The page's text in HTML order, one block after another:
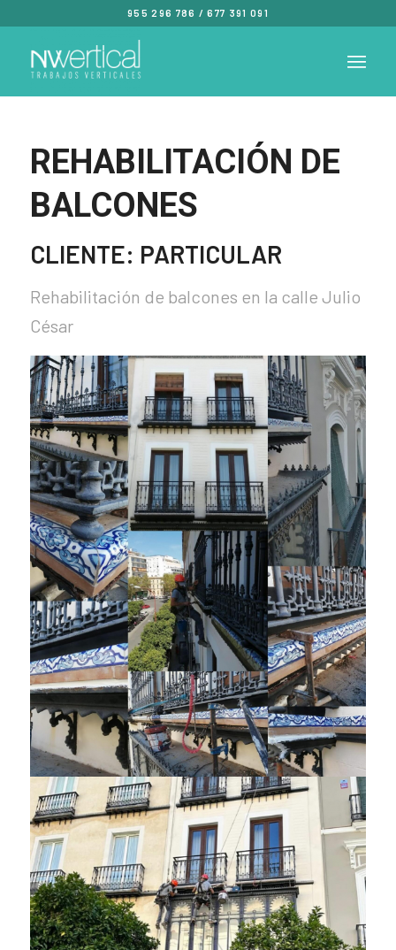
955 296 786 /677 391 091
REHABILITACIÓN DE
BALCONES
CLIENTE: PARTICULAR
Rehabilitación de balcones en la calle Julio
César